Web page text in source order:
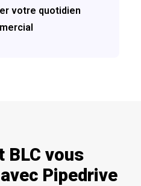
votre quotidien
BLC vous
Pipedrive